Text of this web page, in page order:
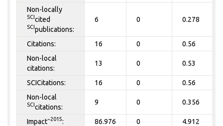
Non-locally
SCI cited
SCI publications:
6 0 0.278
Citations: 16 0 0.56
Non-local
citations:
13 0 0.53
SCICitations: 16 0 0.56
Non-local
SCI citations:
9 0 0.356
Impact~2015: 86.976 0 4.912